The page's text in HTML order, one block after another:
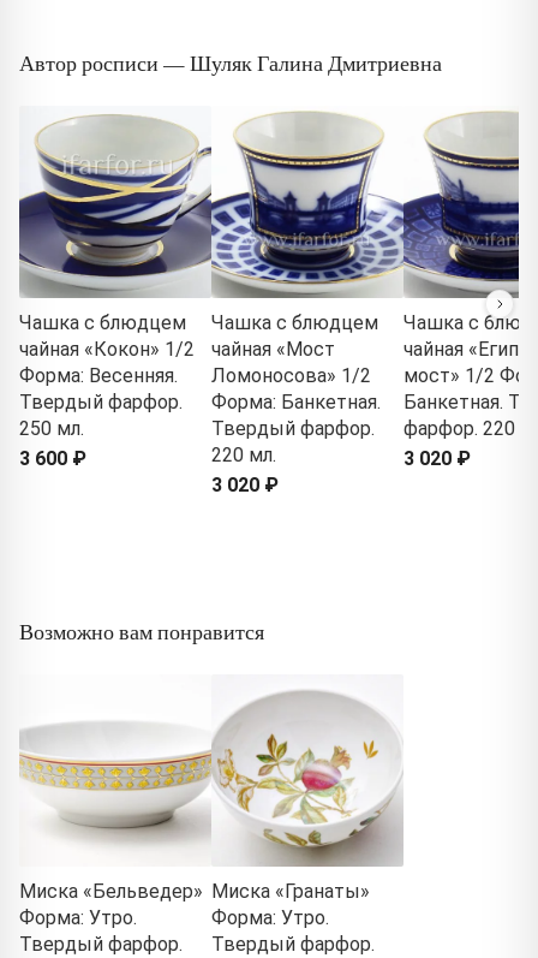
Автор росписи — Шуляк Галина Дмитриевна
Чашка с блюдцем
чайная «Кокон» 1/2
Форма: Весенняя.
Твердый фарфор.
250 мл.
3 600 ₽
Чашка с блюдцем
чайная «Мост
Ломоносова» 1/2
Форма: Банкетная.
Твердый фарфор.
220 мл.
3 020 ₽
Чашка с
чайная
мост» 1/2
Банкетная.
фарфор. 220
3 020 ₽
Возможно вам понравится
Миска «Бельведер»
Форма: Утро.
Твердый фарфор.
Миска «Гранаты»
Форма: Утро.
Твердый фарфор.